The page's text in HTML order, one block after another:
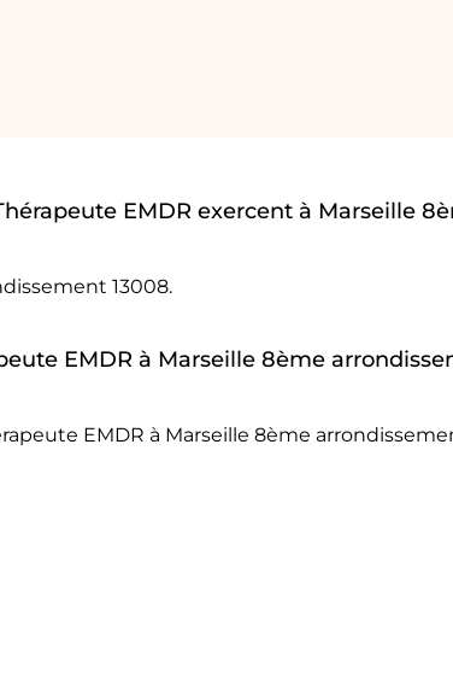
EMDR exercent à Marseille
13008.
EMDR à Marseille 8ème
EMDR à Marseille 8ème